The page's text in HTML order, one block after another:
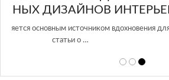
ПОДХОД К
Glazov Design Group- это одна из лучших